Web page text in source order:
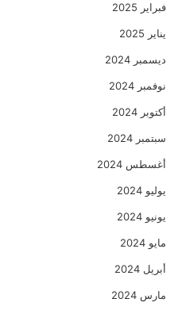
فبراير 2025
يناير 2025
ديسمبر 2024
نوفمبر 2024
أكتوبر 2024
سبتمبر 2024
أغسطس 2024
يوليو 2024
يونيو 2024
مايو 2024
أبريل 2024
مارس 2024